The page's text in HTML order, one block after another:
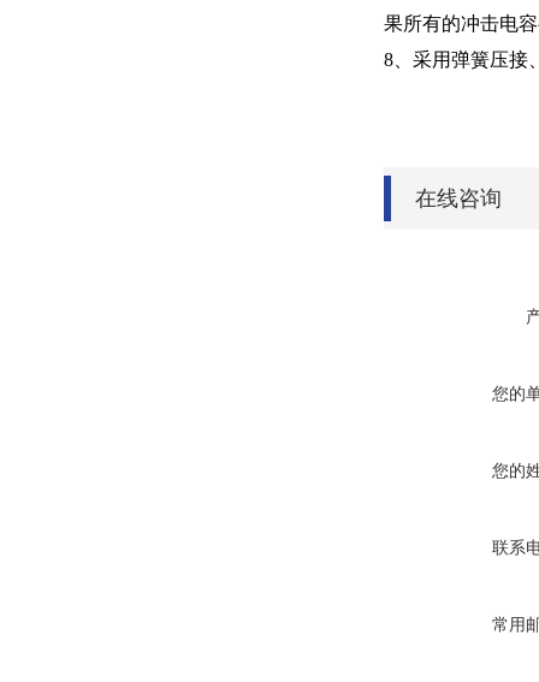
果所有的冲击电
8、采用弹簧压接
在线咨询
您的
您的
联系
常用